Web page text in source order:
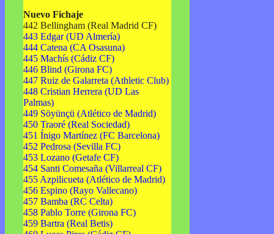
Nuevo Fichaje
442 Bellingham (Real Madrid CF)
443 Edgar (UD Almería)
444 Catena (CA Osasuna)
445 Machís (Cádiz CF)
446 Blind (Girona FC)
447 Ruiz de Galarreta (Athletic Club)
448 Cristian Herrera (UD Las
Palmas)
449 Söyünçü (Atlético de Madrid)
450 Traoré (Real Sociedad)
451 Ínigo Martínez (FC Barcelona)
452 Pedrosa (Sevilla FC)
453 Lozano (Getafe CF)
454 Santi Comesaña (Villarreal CF)
455 Azpilicueta (Atlético de Madrid)
456 Espino (Rayo Vallecano)
457 Bamba (RC Celta)
458 Pablo Torre (Girona FC)
459 Bartra (Real Betis)